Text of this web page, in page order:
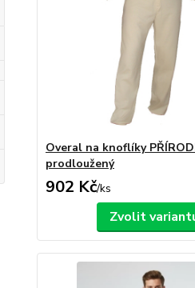
Overal na knoflíky
prodloužený
902 Kč/ks
Zvolit